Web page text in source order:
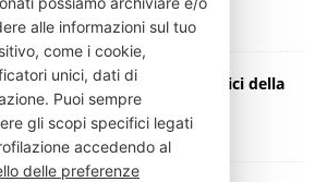
2019 Press Italia
mania, luce blu e smog nemici della
2019 Press Italia
alle informazioni sul tuo
come i cookie,
unici, dati di
Puoi sempre
gli scopi specifici legati
accedendo al
delle preferenze